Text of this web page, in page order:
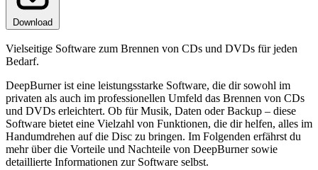
Download
Vielseitige Software zum Brennen von CDs und DVDs für jeden
Bedarf.
DeepBurner ist eine leistungsstarke Software, die dir sowohl im
privaten als auch im professionellen Umfeld das Brennen von CDs
und DVDs erleichtert. Ob für Musik, Daten oder Backup – diese
Software bietet eine Vielzahl von Funktionen, die dir helfen, alles im
Handumdrehen auf die Disc zu bringen. Im Folgenden erfährst du
mehr über die Vorteile und Nachteile von DeepBurner sowie
detaillierte Informationen zur Software selbst.